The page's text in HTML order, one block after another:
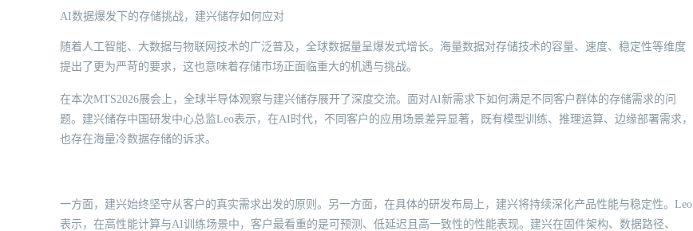
AI数据爆发下的存储挑战，建兴储存如何应对
随着人工智能、大数据与物联网技术的广泛普及，全球数据量呈爆发式增长。海量数据对存储技术的容量、速度、稳定性等维度
提出了更为严苛的要求，这也意味着存储市场正面临重大的机遇与挑战。
在本次MTS2026展会上，全球半导体观察与建兴储存展开了深度交流。面对AI新需求下如何满足不同客户群体的存储需求的问
题。建兴储存中国研发中心总监Leo表示，在AI时代，不同客户的应用场景差异显著，既有模型训练、推理运算、边缘部署需求，
也存在海量冷数据存储的诉求。
一方面，建兴始终坚守从客户的真实需求出发的原则。另一方面，在具体的研发布局上，建兴将持续深化产品性能与稳定性。Leo
表示，在高性能计算与AI训练场景中，客户最看重的是可预测、低延迟且高一致性的性能表现。建兴在固件架构、数据路径、